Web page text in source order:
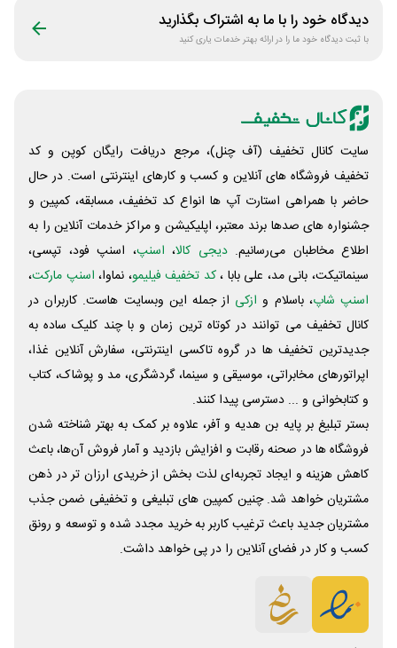
دیدگاه خود را با ما به اشتراک بگذارید
با ثبت دیدگاه خود ما را در ارائه بهتر خدمات یاری کنید
سایت کانال تخفیف (آف چنل)، مرجع دریافت رایگان کوپن و کد
تخفیف فروشگاه های آنلاین و کسب و‌ کارهای اینترنتی است. در حال
حاضر با همراهی استارت آپ ها انواع کد تخفیف، مسابقه، کمپین و
جشنواره های صدها برند معتبر، اپلیکیشن و مراکز خدمات آنلاین را به
اطلاع مخاطبان می‌رسانیم. دیجی کالا، اسنپ، اسنپ فود، تپسی،
سینماتیکت، بانی مد، علی‌ بابا ،کد تخفیف فیلیمو، نماوا، اسنپ مارکت،
اسنپ شاپ، باسلام و ازکی از جمله این وبسایت ‌هاست. کاربران در
کانال تخفیف می توانند در کوتاه ترین زمان و با چند کلیک ساده به
جدیدترین تخفیف ها در گروه تاکسی اینترنتی، سفارش آنلاین غذا،
اپراتورهای مخابراتی، موسیقی و سینما، گردشگری، مد و پوشاک، کتاب
و کتابخوانی و ... دسترسی پیدا کنند.
بستر تبلیغ بر پایه بن هدیه و آفر، علاوه بر کمک به بهتر شناخته شدن
فروشگاه ها در صحنه رقابت و افزایش بازدید و آمار فروش آن‌ها، باعث
کاهش هزینه و ایجاد تجربه‌ای لذت بخش از خریدی ارزان تر در ذهن
مشتریان خواهد شد. چنین کمپین های تبلیغی و تخفیفی ضمن جذب
مشتریان جدید باعث ترغیب کاربر به خرید مجدد شده و توسعه و رونق
کسب و کار در فضای آنلاین را در پی خواهد داشت.